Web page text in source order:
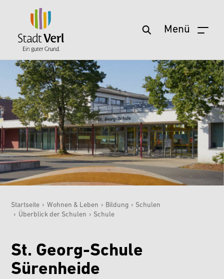
Zum Hauptinhalt springen Menü
St. Georg-Schule
Sürenheide
Sie sind hier:
Startseite › Wohnen & Leben › Bildung › Schulen
› Überblick der Schulen › Schule